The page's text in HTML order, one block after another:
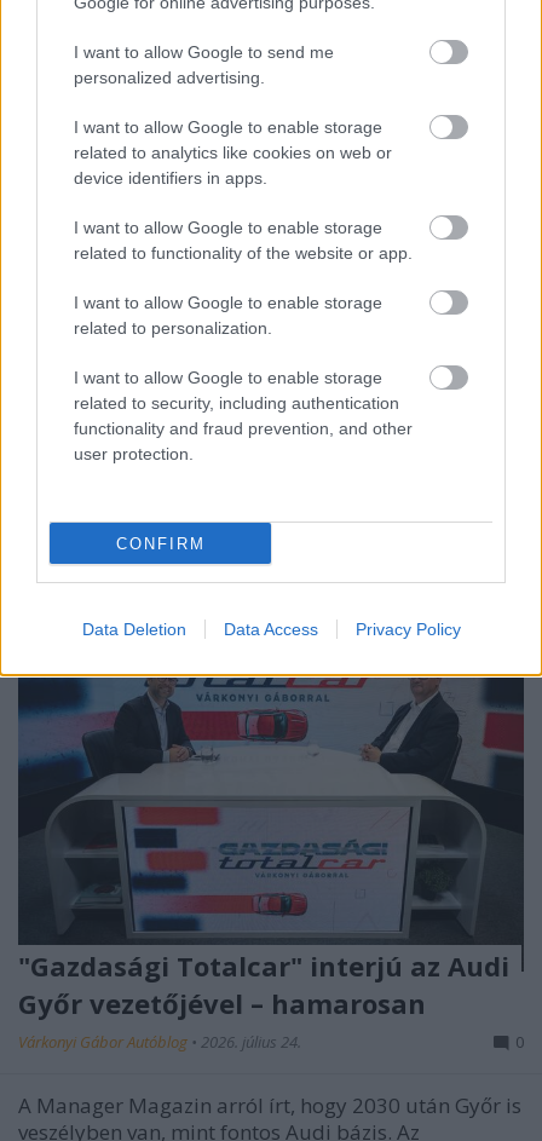
I want to allow Google to send me
personalized advertising.
I want to allow Google to enable storage
related to analytics like cookies on web or
device identifiers in apps.
I want to allow Google to enable storage
related to functionality of the website or app.
I want to allow Google to enable storage
related to personalization.
I want to allow Google to enable storage
related to security, including authentication
functionality and fraud prevention, and other
user protection.
CONFIRM
Data Deletion Data Access Privacy Policy
Neue Klasse, marketingben és
kommunikációban is
Várkonyi Gábor Autóblog•2026. július 27.
Érzésre már egy fél modellciklus óta karmesterkedik
hogy érkezni fog "valami" ami felforgatja az ...
"Gazdasági Totalcar" interjú az Audi
Győr vezetőjével – hamarosan
Várkonyi Gábor Autóblog • 2026. július 24. 0
A Manager Magazin arról írt, hogy 2030 után Győr is
veszélyben van, mint fontos Audi bázis. Az